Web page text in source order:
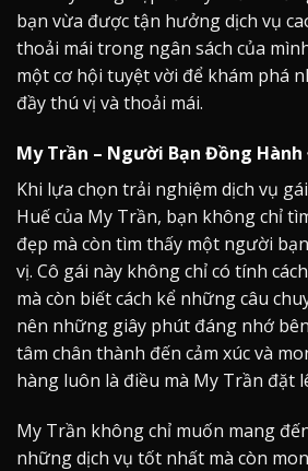
bạn vừa được tận hưởng dịch vụ
thoải mái trong ngân sách của
một cơ hội tuyệt vời để khám phá
đầy thú vị và thoải mái.
My Trần – Người Bạn Đồng Hành
Khi lựa chọn trải nghiệm dịch vụ
Huế của My Trần, bạn không chỉ
đẹp mà còn tìm thấy một người
vị. Cô gái này không chỉ có tính
mà còn biết cách kể những câu
nên những giây phút đáng nhớ
tâm chân thành đến cảm xúc và
hàng luôn là điều mà My Trần đặt
My Trần không chỉ muốn mang
những dịch vụ tốt nhất mà còn